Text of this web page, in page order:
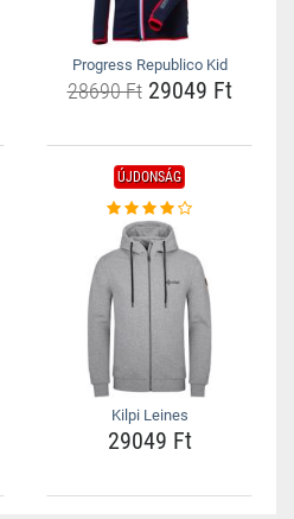
Progress Republico Kid
28690 Ft29049 Ft
ÚJDONSÁG
Kilpi Leines
29049 Ft